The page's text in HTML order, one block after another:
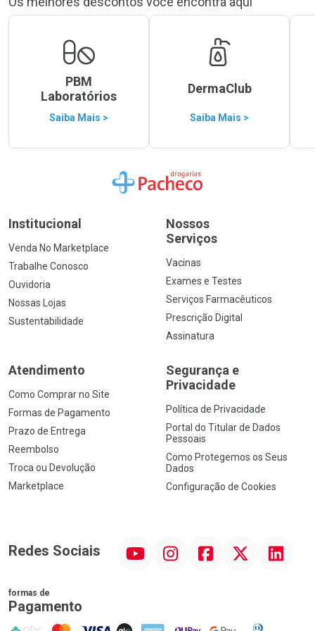
PBM
Laboratórios
Saiba Mais >
DermaClub
Saiba Mais >
Ir para a Home
Institucional
Venda No Marketplace
Trabalhe Conosco
Ouvidoria
Nossas Lojas
Sustentabilidade
Nossos
Serviços
Vacinas
Exames e Testes
Serviços Farmacêuticos
Prescrição Digital
Assinatura
Atendimento
Como Comprar no Site
Formas de Pagamento
Prazo de Entrega
Reembolso
Troca ou Devolução
Marketplace
Segurança e
Privacidade
Política de Privacidade
Portal do Titular de Dados
Pessoais
Como Protegemos os Seus
Dados
Configuração de Cookies
Redes Sociais InstagramFacebookTwitter Linkedin
formas de
Pagamento
PIX MasterCard
VISA ELO AMEX NuPay Google PayDiners Club